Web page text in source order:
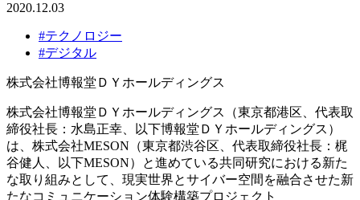
2020.12.03
#テクノロジー
#デジタル
株式会社博報堂ＤＹホールディングス
株式会社博報堂ＤＹホールディングス（東京都港区、代表取
締役社長：水島正幸、以下博報堂ＤＹホールディングス）
は、株式会社MESON（東京都渋谷区、代表取締役社長：梶
谷健人、以下MESON）と進めている共同研究における新た
な取り組みとして、現実世界とサイバー空間を融合させた新
たなコミュニケーション体験構築プロジェクト